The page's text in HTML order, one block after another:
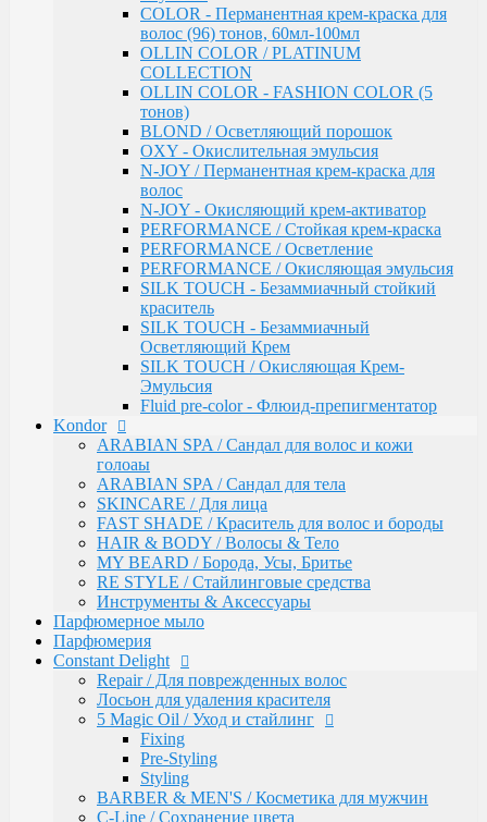
Delightex / Мультивитаминная защита
Крио Терапия
SPA / Терапия с шелком
Серия против выпадения
Восстановление волос
Intensive
Bio Flowers Water / Уход за волосами
Be Wavy / Химическая завивка
Одноразовая продукция
Бальзамы и кондиционеры
Защита, Лечения и Восстановления
Маски
Масла
Сыворотки
Уход за телом / Скрабы и пилинги
Шампуни
Total Reconstruction
Arganoil
Обесцвечивающие продукты Arganoil
Уход за волосами Arganoil
Aromatic Symphony
Biotin Energy
Blond Bar
BLOND BAR Оттеночные Бальзамы
BLOND BAR Уход за Волосами
Brilliants Gloss
Caring Line
Gentleman Мужская серия
Glyoxy Sleek Hair Выпрямления волос
Go-Wash
KAPOUS DEPILATION Депиляции
Аксессуары для депиляции
Горячие воски
Гелевый воск в гранулах
Гелевый воски в картриджах
Жирорастворимый Воск в Банке
Жирорастворимый воск в картриджах
Сахарная паста Kapous Professional
COLOR - Перманентная крем-краска для
волос (96) тонов, 60мл-100мл
OLLIN COLOR / PLATINUM
COLLECTION
OLLIN COLOR - FASHION COLOR (5
тонов)
BLOND / Осветляющий порошок
OXY - Окислительная эмульсия
N-JOY / Перманентная крем-краска для
волос
N-JOY - Окисляющий крем-активатор
PERFORMANCE / Стойкая крем-краска
PERFORMANCE / Осветление
PERFORMANCE / Окисляющая эмульсия
SILK TOUCH - Безаммиачный стойкий
краситель
SILK TOUCH - Безаммиачный
Осветляющий Крем
SILK TOUCH / Окисляющая Крем-
Эмульсия
Fluid pre-color - Флюид-препигментатор
Kondor
ARABIAN SPA / Сандал для волос и кожи
голоаы
ARABIAN SPA / Сандал для тела
SKINCARE / Для лица
FAST SHADE / Краситель для волос и бороды
HAIR & BODY / Волосы & Тело
MY BEARD / Борода, Усы, Бритье
RE STYLE / Стайлинговые средства
Инструменты & Аксессуары
Парфюмерное мыло
Парфюмерия
Constant Delight
Repair / Для поврежденных волос
Лосьон для удаления красителя
5 Magic Oil / Уход и стайлинг
Fixing
Pre-Styling
Styling
BARBER & MEN'S / Косметика для мужчин
C-Line / Сохранение цвета